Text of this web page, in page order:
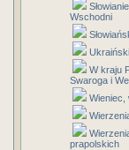
Słowianie
Wschodni
W kraju
Swaroga i
Wieniec,
prapolskich